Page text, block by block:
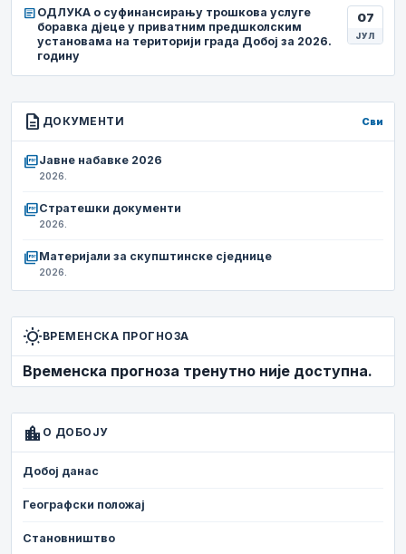
article ОДЛУКА о суфинансирању трошкова услуге
боравка дјеце у приватним предшколским
установама на територији града Добој за 2026.
годину
07
ЈУЛ
description ДОКУМЕНТИ Сви
picture_as_pdfЈавне набавке 2026
2026.
picture_as_pdfСтратешки документи
2026.
picture_as_pdfМатеријали за скупштинске сједнице
2026.
wb_sunnyВРЕМЕНСКА ПРОГНОЗА
Временска прогноза тренутно није доступна.
location_city О ДОБОЈУ
Добој данас
Географски положај
Становништво